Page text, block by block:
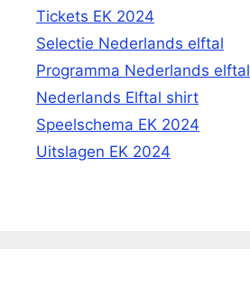
Tickets EK 2024
Selectie Nederlands elftal
Programma Nederlands elftal
Nederlands Elftal shirt
Speelschema EK 2024
Uitslagen EK 2024